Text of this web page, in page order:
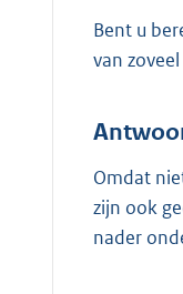
Bent u
van
Omdat
zijn ook
nader